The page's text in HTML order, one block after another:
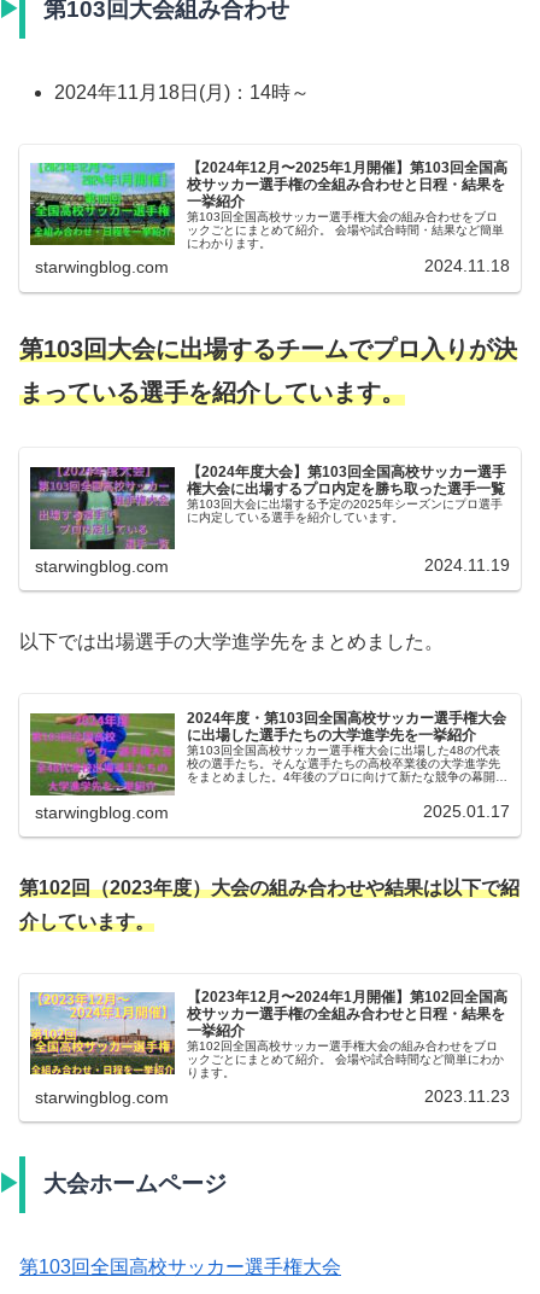
第103回大会組み合わせ
2024年11月18日(月)：14時～
【2024年12月〜2025年1月開催】第103回全国高
校サッカー選手権の全組み合わせと日程・結果を
一挙紹介
第103回全国高校サッカー選手権大会の組み合わせをブロ
ックごとにまとめて紹介。 会場や試合時間・結果など簡単
にわかります。
starwingblog.com 2024.11.18
第103回大会に出場するチームでプロ入りが決
まっている選手を紹介しています。
【2024年度大会】第103回全国高校サッカー選手
権大会に出場するプロ内定を勝ち取った選手一覧
第103回大会に出場する予定の2025年シーズンにプロ選手
に内定している選手を紹介しています。
starwingblog.com 2024.11.19
以下では出場選手の大学進学先をまとめました。
2024年度・第103回全国高校サッカー選手権大会
に出場した選手たちの大学進学先を一挙紹介
第103回全国高校サッカー選手権大会に出場した48の代表
校の選手たち。そんな選手たちの高校卒業後の大学進学先
をまとめました。4年後のプロに向けて新たな競争の幕開け
starwingblog.com 2025.01.17
第102回（2023年度）大会の組み合わせや結果は以下で紹
介しています。
【2023年12月〜2024年1月開催】第102回全国高
校サッカー選手権の全組み合わせと日程・結果を
一挙紹介
第102回全国高校サッカー選手権大会の組み合わせをブロ
ックごとにまとめて紹介。 会場や試合時間など簡単にわか
ります。
starwingblog.com 2023.11.23
大会ホームページ
第103回全国高校サッカー選手権大会